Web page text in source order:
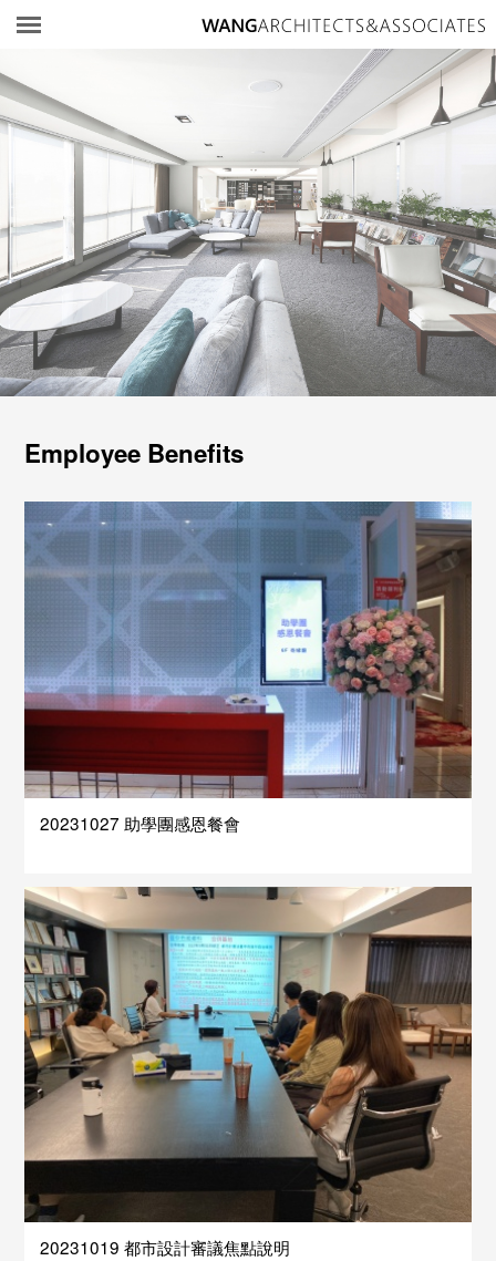
Employee Benefits
20231027 助學團感恩餐會
​20231019 都市設計審議焦點說明